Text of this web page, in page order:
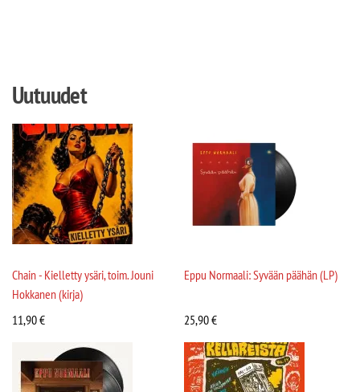
Uutuudet
Chain - Kielletty ysäri, toim. Jouni
Hokkanen (kirja)
11,90€
Eppu Normaali: Syvään päähän (LP)
25,90€